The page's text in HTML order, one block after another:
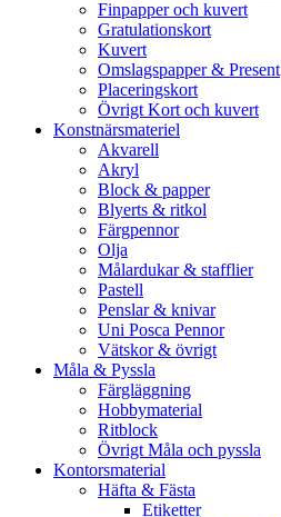
Finpapper och kuvert
Gratulationskort
Kuvert
Omslagspapper & Present
Placeringskort
Övrigt Kort och kuvert
Konstnärsmateriel
Akvarell
Akryl
Block & papper
Blyerts & ritkol
Färgpennor
Olja
Målardukar & stafflier
Pastell
Penslar & knivar
Uni Posca Pennor
Vätskor & övrigt
Måla & Pyssla
Färgläggning
Hobbymaterial
Ritblock
Övrigt Måla och pyssla
Kontorsmaterial
Häfta & Fästa
Etiketter